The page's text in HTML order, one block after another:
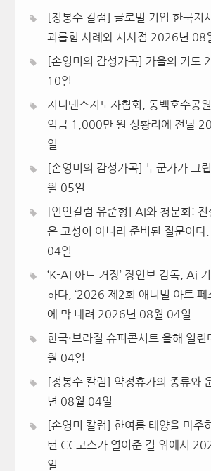
[정봉수 칼럼] 글로벌 기업 한국지
괴롭힘 사례와 시사점 2026년 08
[손영미의 감성가곡] 가을의 기도
10일
지니댄스지도자협회, 동백호수공
익금 1,000만 원 성황리에 전달
일
[손영미의 감성가곡] 누군가가 그
월 05일
[인인칼럼 유준형] AI와 청문회: 진
은 고성이 아니라 준비된 질문이다.
04일
‘K-AI 아트 거장’ 장인보 감독, Ai
하다, ‘2026 제2회 애니멀 아트 페
에 막 내려 2026년 08월 04일
한국·브라질 슈퍼콘서트 올해 열린
월 04일
[정봉수 칼럼] 약정휴가의 종류와
년 08월 04일
[손영미 칼럼] 한여름 태양을 마주
턴 CC코스가 열어준 길 위에서
일